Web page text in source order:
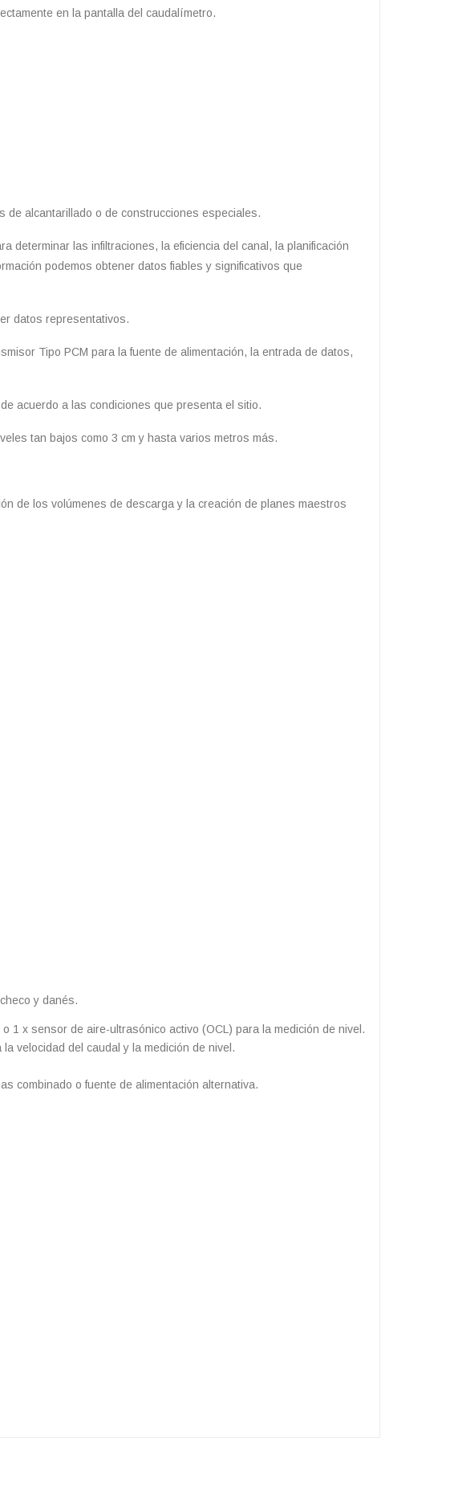
en la pantalla del caudalímetro.
de alcantarillado o de construcciones especiales.
determinar las infiltraciones, la eficiencia del canal, la planificación
podemos obtener datos fiables y significativos que
datos representativos.
Tipo PCM para la fuente de alimentación, la entrada de datos,
acuerdo a las condiciones que presenta el sitio.
tan bajos como 3 cm y hasta varios metros más.
de los volúmenes de descarga y la creación de planes maestros
y danés.
1 x sensor de aire-ultrasónico activo (OCL) para la medición de nivel.
velocidad del caudal y la medición de nivel.
combinado o fuente de alimentación alternativa.